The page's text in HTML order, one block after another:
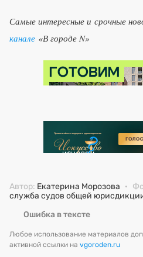
Самые интересные и срочные
канале «В городе N»
Автор: Екатерина Морозова ·
служба судов общей
Ошибка в тексте
Любое использование материалов
активной ссылки на vgoroden.ru